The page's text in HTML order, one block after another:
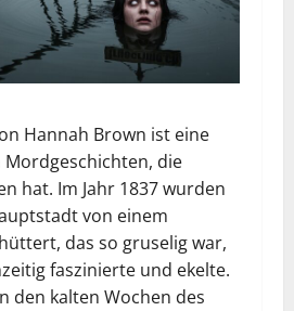
Hannah Brown ist eine
die
hat. Im Jahr 1837 wurden
von einem
das so gruselig war,
faszinierte und ekelte.
den kalten Wochen des